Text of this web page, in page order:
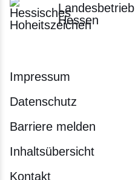
Hessen
Impressum
Datenschutz
Barriere melden
Inhaltsübersicht
Kontakt